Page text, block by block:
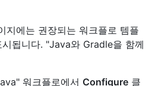
지에는 권장되는 워크플로 템플
됩니다. "Java와 Gradle을 함께
워크플로에서 Configure 클